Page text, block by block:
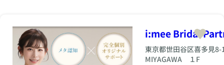
i:mee Bridal
東京都世田谷区喜多
MIYAGAWA １F